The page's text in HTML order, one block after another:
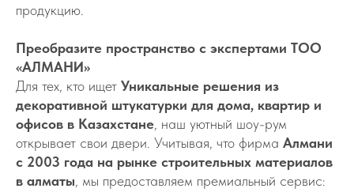
продукцию.
Преобразите пространство с экспертами ТОО
«АЛМАНИ»
Для тех, кто ищет Уникальные решения из
декоративной штукатурки для дома, квартир и
офисов в Казахстане , наш уютный шоу-рум
открывает свои двери. Учитывая, что фирма Алмани
с 2003 года на рынке строительных материалов
в алматы , мы предоставляем премиальный сервис: